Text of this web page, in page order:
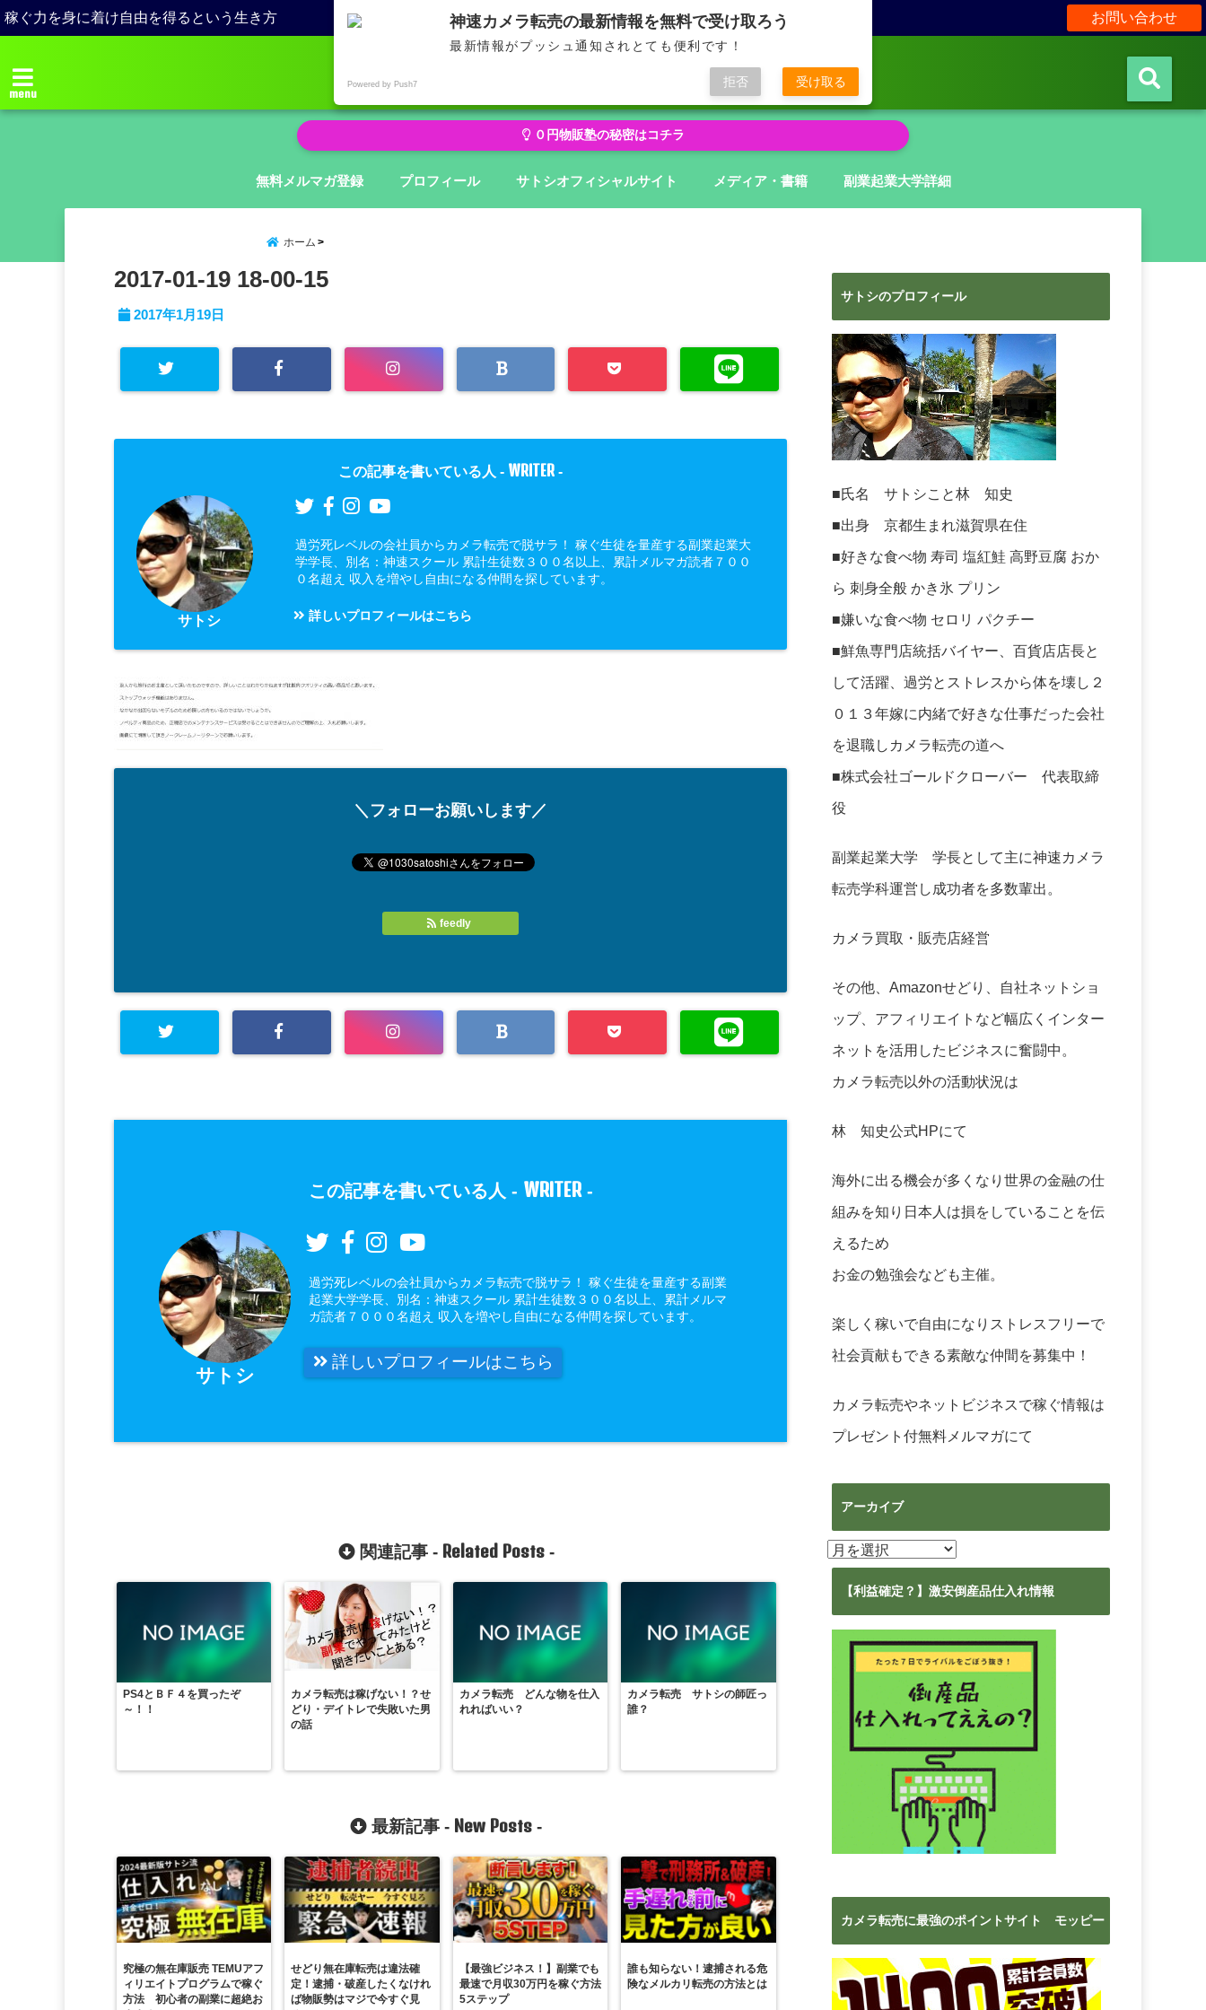
稼ぐ力を身に着け自由を得るという生き方 お問い合わせ
せどり・転売から物販にステージアップ
menu 無在庫から億を狙う０円物販
０円物販塾の秘密はコチラ
無料メルマガ登録 プロフィール サトシオフィシャルサイト メディア・書籍 副業起業大学詳細
ホーム
2017-01-19 18-00-15
2017年1月19日
この記事を書いている人 - WRITER -
サトシ
過労死レベルの会社員からカメラ転売で脱サラ！ 稼ぐ生徒を量産する副業起業大
学学長、別名：神速スクール 累計生徒数３００名以上、累計メルマガ読者７００
０名超え 収入を増やし自由になる仲間を探しています。
詳しいプロフィールはこちら
＼フォローお願いします／
feedly
この記事を書いている人 - WRITER-
サトシ
過労死レベルの会社員からカメラ転売で脱サラ！ 稼ぐ生徒を量産する副業
起業大学学長、別名：神速スクール 累計生徒数３００名以上、累計メルマ
ガ読者７０００名超え 収入を増やし自由になる仲間を探しています。
詳しいプロフィールはこちら
関連記事 - Related Posts-
PS4とＢＦ４を買ったぞ
～！！
カメラ転売は稼げない！？せ
どり・デイトレで失敗いた男
の話
カメラ転売 どんな物を仕入
れればいい？
カメラ転売 サトシの師匠っ
誰？
最新記事 - New Posts -
究極の無在庫販売 TEMUアフ
ィリエイトプログラムで稼ぐ
方法 初心者の副業に超絶お
せどり無在庫転売は違法確
定！逮捕・破産したくなけれ
ば物販勢はマジで今すぐ見
【最強ビジネス！】副業でも
最速で月収30万円を稼ぐ方法
5ステップ
誰も知らない！逮捕される危
険なメルカリ転売の方法とは
サトシのプロフィール
■氏名 サトシこと林 知史
■出身 京都生まれ滋賀県在住
■好きな食べ物 寿司 塩紅鮭 高野豆腐 おか
ら 刺身全般 かき氷 プリン
■嫌いな食べ物 セロリ パクチー
■鮮魚専門店統括バイヤー、百貨店店長と
して活躍、過労とストレスから体を壊し２
０１３年嫁に内緒で好きな仕事だった会社
を退職しカメラ転売の道へ
■株式会社ゴールドクローバー 代表取締
役
副業起業大学 学長として主に神速カメラ
転売学科運営し成功者を多数輩出。
カメラ買取・販売店経営
その他、Amazonせどり、自社ネットショ
ップ、アフィリエイトなど幅広くインター
ネットを活用したビジネスに奮闘中。
カメラ転売以外の活動状況は
林 知史公式HPにて
海外に出る機会が多くなり世界の金融の仕
組みを知り日本人は損をしていることを伝
えるため
お金の勉強会なども主催。
楽しく稼いで自由になりストレスフリーで
社会貢献もできる素敵な仲間を募集中！
カメラ転売やネットビジネスで稼ぐ情報は
プレゼント付無料メルマガにて
アーカイブ
ア
ー
【利益確定？】激安倒産品仕入れ情報
カメラ転売に最強のポイントサイト モッピー
神速カメラ転売の最新情報を無料で受け取ろう
最新情報がプッシュ通知されとても便利です！
Powered by Push7 拒否 受け取る